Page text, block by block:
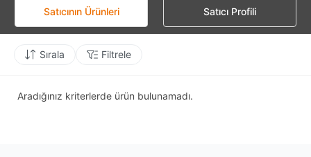
Satıcının Ürünleri
Satıcı Profili
Sırala Filtrele
Aradığınız kriterlerde ürün bulunamadı.